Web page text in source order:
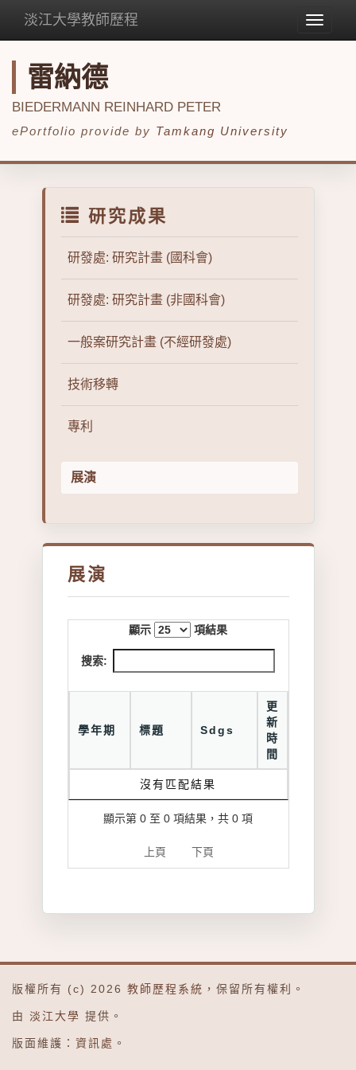
Toggle
淡江大學教師歷程
雷納德
BIEDERMANN REINHARD PETER
ePortfolio provide by Tamkang University
研究成果
研發處: 研究計畫 (國科會)
研發處: 研究計畫 (非國科會)
一般案研究計畫 (不經研發處)
技術移轉
專利
展演
展演
顯示 項結果
搜索:
學年期 標題 Sdgs
更
新
時
間
沒有匹配結果
顯示第 0 至 0 項結果，共 0 項
上頁 下頁
版權所有 (c) 2026 教師歷程系統 ，保留所有權利。
由 淡江大學 提供。
版面維護： 資訊處 。